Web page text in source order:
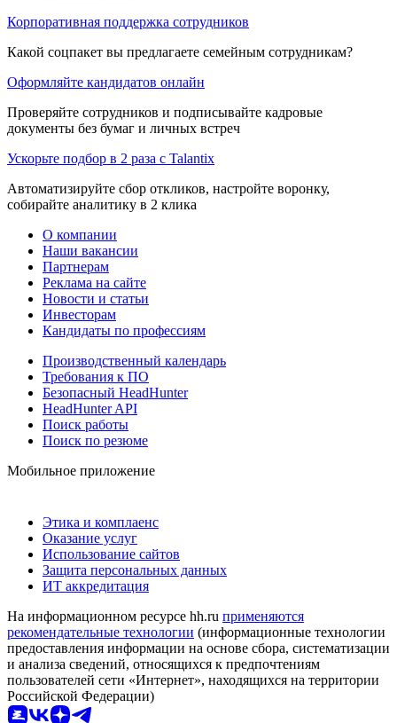
Корпоративная поддержка сотрудников
Какой соцпакет вы предлагаете семейным сотрудникам?
Оформляйте кандидатов онлайн
Проверяйте сотрудников и подписывайте кадровые
документы без бумаг и личных встреч
Ускорьте подбор в 2 раза с Talantix
Автоматизируйте сбор откликов, настройте воронку,
собирайте аналитику в 2 клика
О компании
Наши вакансии
Партнерам
Реклама на сайте
Новости и статьи
Инвесторам
Кандидаты по профессиям
Производственный календарь
Требования к ПО
Безопасный HeadHunter
HeadHunter API
Поиск работы
Поиск по резюме
Мобильное приложение
Этика и комплаенс
Оказание услуг
Использование сайтов
Защита персональных данных
ИТ аккредитация
На информационном ресурсе hh.ru применяются
рекомендательные технологии (информационные технологии
предоставления информации на основе сбора, систематизации
и анализа сведений, относящихся к предпочтениям
пользователей сети «Интернет», находящихся на территории
Российской Федерации)